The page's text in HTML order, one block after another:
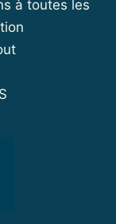
à toutes les